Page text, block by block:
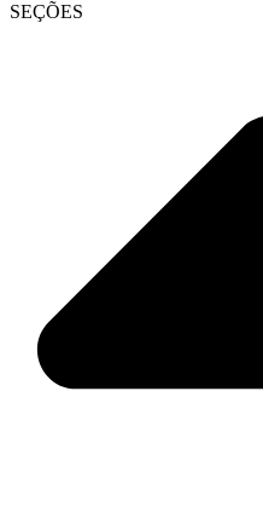
SEÇÕES